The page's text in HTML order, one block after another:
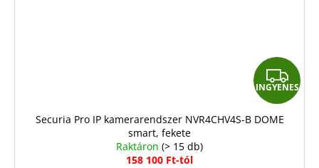
I
N
INGYENES
Securia Pro IP kamerarendszer NVR4CHV4S-B DOME
smart, fekete
Raktáron (> 15 db)
158 100 Ft-tól